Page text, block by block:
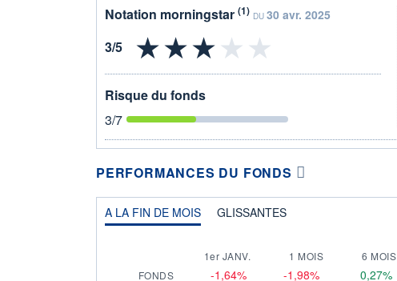
Notation morningstar (1) DU 30 avr. 2025
Risque du fonds
3/7
PERFORMANCES DU FONDS
A LA FIN DE MOIS GLISSANTES
1er JANV. 1 MOIS 6 MOIS
FONDS
-1,64% -1,98% 0,27%